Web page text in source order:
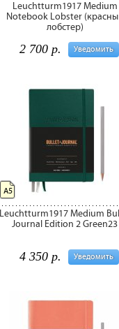
Leuchtturm1917 Medium
Notebook Lobster
лобстер)
Уведомить
2 700 р.
Leuchtturm1917 Medium
Journal Edition 2 Green23
Уведомить
4 350 р.
А5